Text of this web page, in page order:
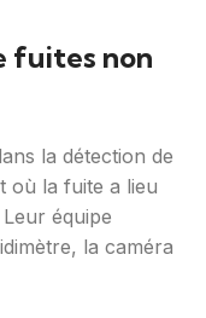
fuites non
la détection de
où la fuite a lieu
équipe
la caméra